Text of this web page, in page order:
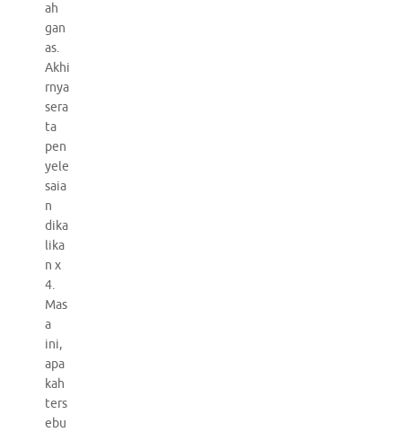
ah
gan
as.
Akhi
rnya
sera
ta
pen
yele
saia
n
dika
lika
n x
4.
Mas
a
ini,
apa
kah
ters
ebu